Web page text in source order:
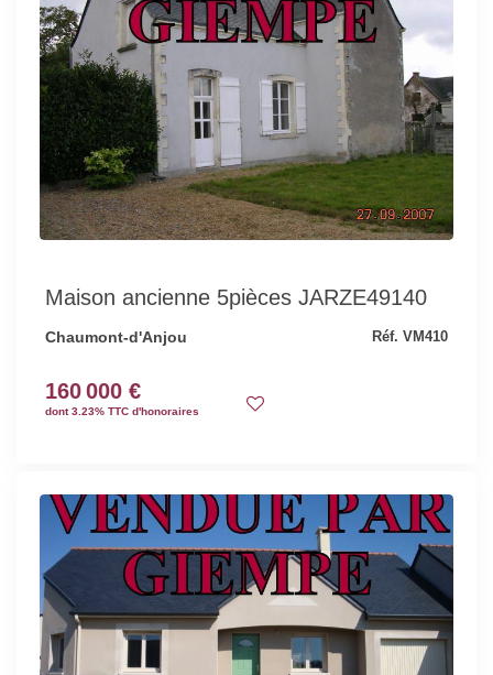
Maison ancienne 5pièces JARZE49140
Chaumont-d'Anjou Réf. VM410
160 000 €
dont 3.23% TTC d'honoraires